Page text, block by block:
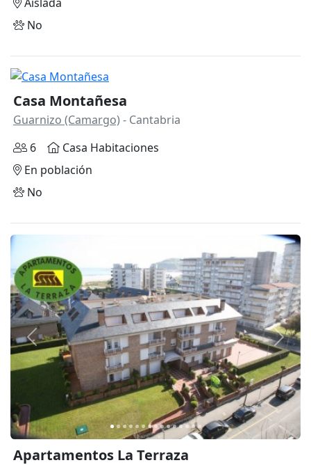
No
Casa Montañesa
Guarnizo (Camargo) - Cantabria
6
Casa Habitaciones
En población
No
Anterior
Apartamentos La Terraza